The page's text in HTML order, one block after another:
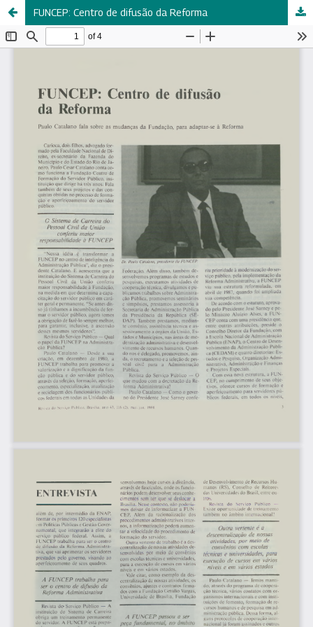
FUNCEP: Centro de difusão da Reforma